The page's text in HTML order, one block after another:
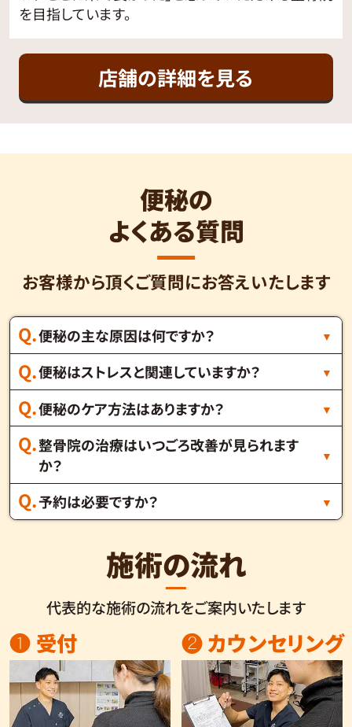
を目指しています。
店舗の詳細を見る
便秘の
よくある質問
お客様から頂くご質問にお答えいたします
便秘の主な原因は何ですか？
便秘はストレスと関連していますか？
便秘のケア方法はありますか？
整骨院の治療はいつごろ改善が見られます
か？
予約は必要ですか？
施術の流れ
代表的な施術の流れをご案内いたします
❶ 受付 ❷ カウンセリング